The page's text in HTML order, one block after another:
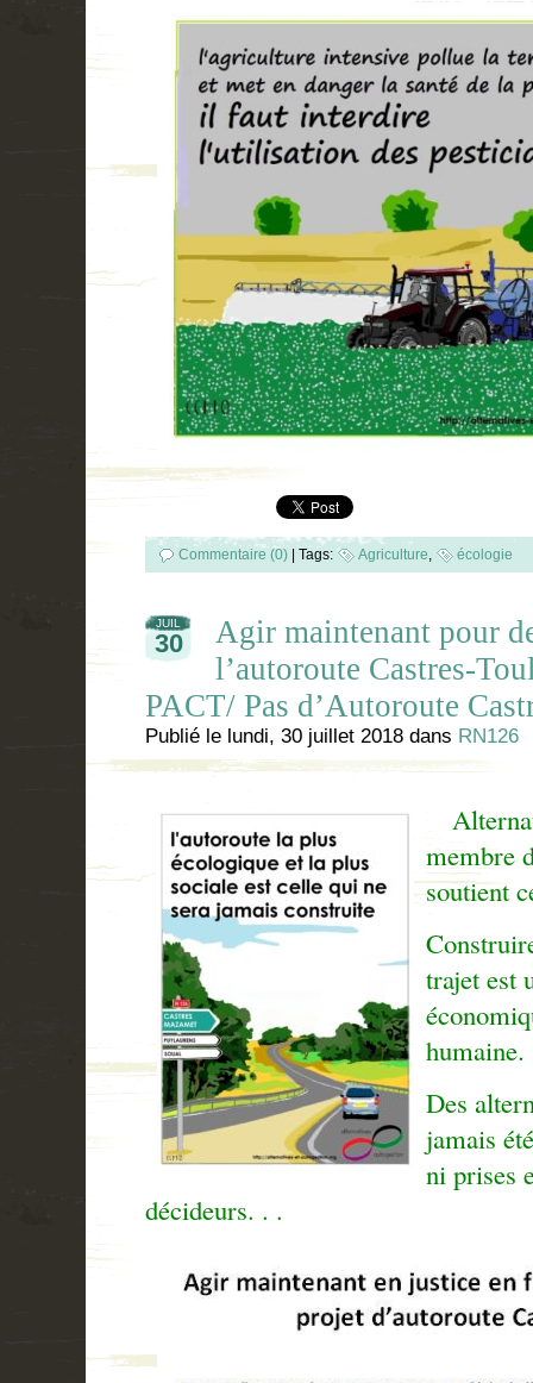
Commentaire (0) Tags: Agriculture, écologie
JUIL
30
Agir maintenant pour
l’autoroute Castres-
PACT/ Pas d’Autoroute
Publié le lundi, 30 juillet 2018 dans RN126
membre
soutient
trajet est
humaine.
Des
jamais
ni prises
décideurs. . .